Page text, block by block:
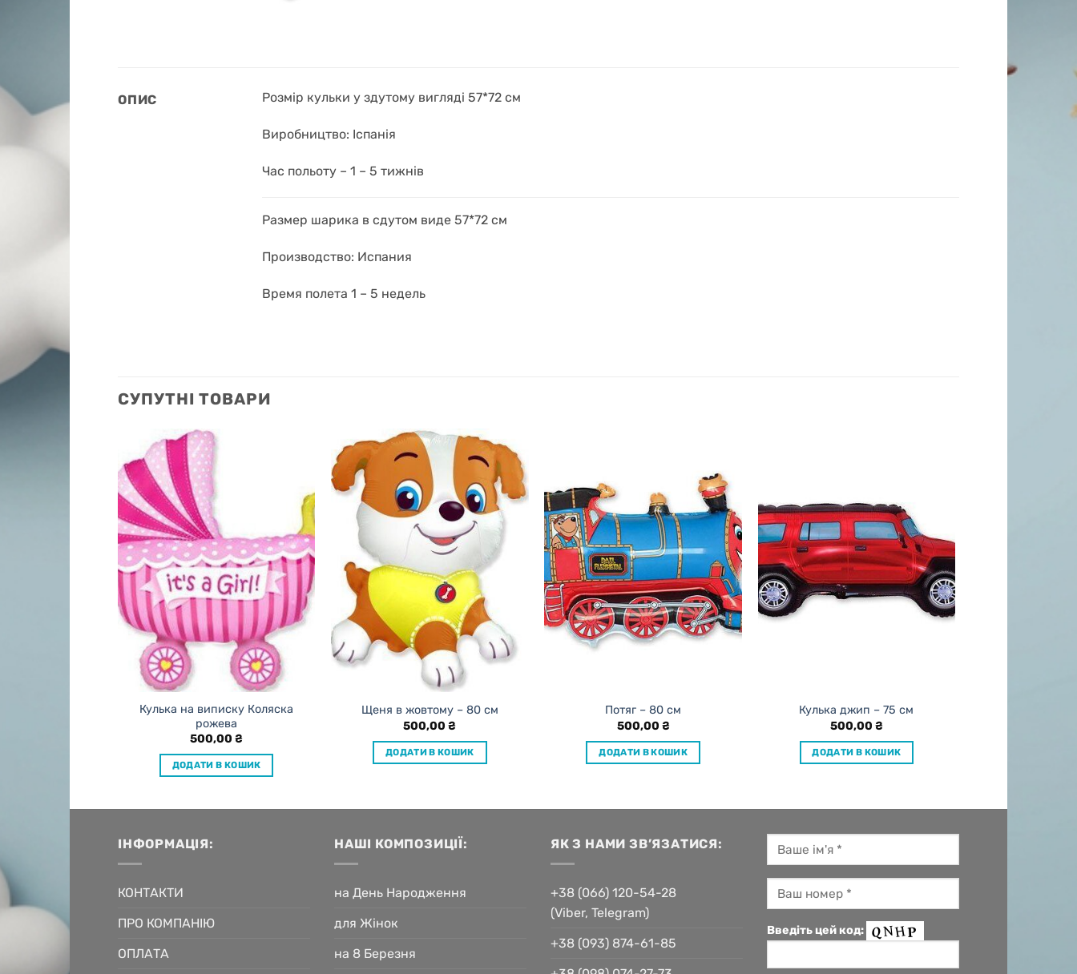
ОПИС Розмір кульки у здутому вигляді 57*72 см
Виробництво: Іспанія
Час польоту – 1 – 5 тижнів
Размер шарика в сдутом виде 57*72 см
Производство: Испания
Время полета 1 – 5 недель
СУПУТНІ ТОВАРИ
Кулька на виписку Коляска
рожева
500,00₴
ДОДАТИ В КОШИК
Щеня в жовтому – 80 см
500,00₴
ДОДАТИ В КОШИК
Потяг – 80 см
500,00 ₴
ДОДАТИ В КОШИК
Кулька джип – 75 см
500,00 ₴
ДОДАТИ В КОШИК
ІНФОРМАЦІЯ:
КОНТАКТИ
ПРО КОМПАНІЮ
ОПЛАТА
НАШІ КОМПОЗИЦІЇ:
на День Народження
для Жінок
на 8 Березня
ЯК З НАМИ ЗВ’ЯЗАТИСЯ:
+38 (066) 120-54-28
(Viber, Telegram)
+38 (093) 874-61-85
Введіть цей код: